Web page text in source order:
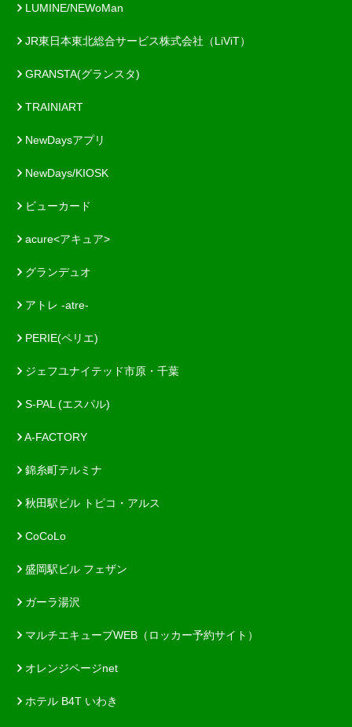
LUMINE/NEWoMan
JR東日本東北総合サービス株式会社（LiViT）
GRANSTA(グランスタ)
TRAINIART
NewDaysアプリ
NewDays/KIOSK
ビューカード
acure<アキュア>
グランデュオ
アトレ -atre-
PERIE(ペリエ)
ジェフユナイテッド市原・千葉
S-PAL (エスパル)
A-FACTORY
錦糸町テルミナ
秋田駅ビル トピコ・アルス
CoCoLo
盛岡駅ビル フェザン
ガーラ湯沢
マルチエキューブWEB（ロッカー予約サイト）
オレンジページnet
ホテル B4T いわき